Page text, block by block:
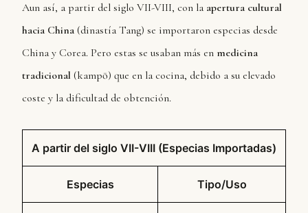
Aun así, a partir del siglo VII-VIII, con la apertura cultural
hacia China (dinastía Tang) se importaron especias desde
China y Corea. Pero estas se usaban más en medicina
tradicional (kampō) que en la cocina, debido a su elevado
coste y la dificultad de obtención.
A partir del siglo VII-VIII (Especias Importadas)
Especias Tipo/Uso